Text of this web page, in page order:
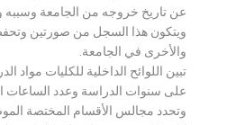
عن تاريخ خروجه من الجامعة وسببه
ويتكون هذا السجل من صورتين
والأخرى في الجامعة.
تبين اللوائح الداخلية للكليات مواد
على سنوات الدراسة وعدد
وتحدد مجالس الأقسام المختصة